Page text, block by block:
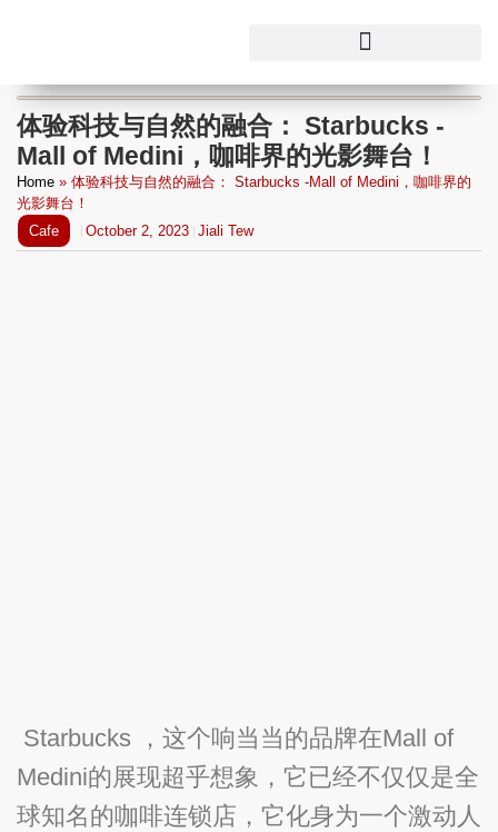
体验科技与自然的融合： Starbucks -
Mall of Medini，咖啡界的光影舞台！
Home » 体验科技与自然的融合： Starbucks -Mall of Medini，咖啡界的
光影舞台！
Cafe
October 2, 2023 Jiali Tew
Starbucks ，这个响当当的品牌在Mall of
Medini的展现超乎想象，它已经不仅仅是全
球知名的咖啡连锁店，它化身为一个激动人